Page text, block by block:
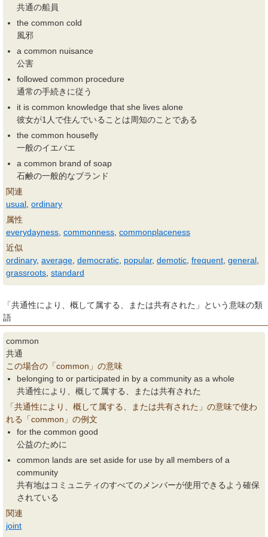
共通の船員
the common cold
風邪
a common nuisance
公害
followed common procedure
通常の手続きに従う
it is common knowledge that she lives alone
彼女が1人で住んでいることは周知のことである
the common housefly
一般のイエバエ
a common brand of soap
石鹸の一般的なブランド
関連
usual ordinary
属性
everydayness commonness commonplaceness
近似
ordinary, average democratic popular, demotic frequent general
grassroots standard
「共通性により、概して属する、または共有された」という意味の類
語
common
共通
この場合の「common」の意味
belonging to or participated in by a community as a whole
共通性により、概して属する、または共有された
「共通性により、概して属する、または共有された」の意味で使わ
れる「common」の例文
for the common good
公益のために
common lands are set aside for use by all members of a
community
共有地はコミュニティのすべてのメンバーが使用できるよう確保
されている
関連
joint